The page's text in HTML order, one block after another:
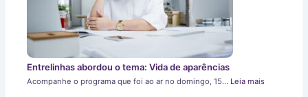
Entrelinhas abordou o tema: Vida de aparências
Acompanhe o programa que foi ao ar no domingo, 15… Leia mais